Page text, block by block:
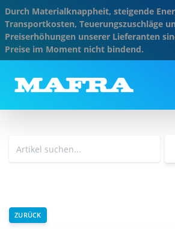
Durch Materialknappheit, steigende
Transportkosten, Teuerungszuschläge
Preiserhöhungen unserer Lieferanten
Preise im Moment nicht bindend.
ZURÜCK